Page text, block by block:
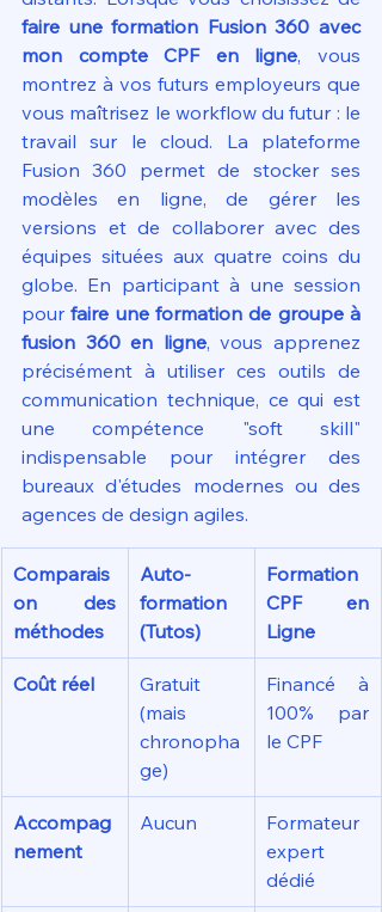
faire une formation Fusion 360 avec
mon compte CPF en ligne, vous
montrez à vos futurs employeurs que
vous maîtrisez le workflow du futur : le
travail sur le cloud. La plateforme
Fusion 360 permet de stocker ses
modèles en ligne, de gérer les
versions et de collaborer avec des
équipes situées aux quatre coins du
globe. En participant à une session
pour faire une formation de groupe à
fusion 360 en ligne, vous apprenez
précisément à utiliser ces outils de
communication technique, ce qui est
une compétence "soft skill"
indispensable pour intégrer des
bureaux d'études modernes ou des
agences de design agiles.
Comparais
on des
méthodes
Auto-
formation
(Tutos)
Formation
CPF en
Ligne
Coût réel
Gratuit
(mais
chronopha
ge)
Financé à
100% par
le CPF
Accompag
nement
Aucun
Formateur
expert
dédié